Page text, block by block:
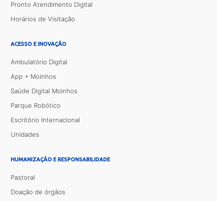
Pronto Atendimento Digital
Horários de Visitação
ACESSO E INOVAÇÃO
Ambulatório Digital
App + Moinhos
Saúde Digital Moinhos
Parque Robótico
Escritório Internacional
Unidades
HUMANIZAÇÃO E RESPONSABILIDADE
Pastoral
Doação de órgãos